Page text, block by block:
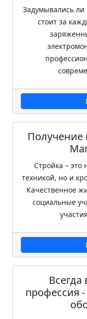
Задумывались ли
стоит за
Получение
Стройка – это
техникой, но и
Качественное
социальные
профессия